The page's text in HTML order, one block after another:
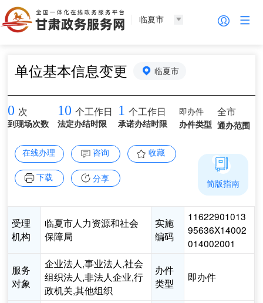
临夏市
单位基本信息变更 临夏市
0 次
到现场次数
10 个工作日
法定办结时限
1 个工作日
承诺办结时限
即办件
办件类型
全市
通办范围
在线办理 咨询 收藏
下载 分享
受理
机构
临夏市人力资源和社会
保障局
实施
编码
11622901013
95636X14002
014002001
服务
对象
企业法人,事业法人,社会
组织法人,非法人企业,行
政机关,其他组织
办件
类型
即办件
简版指南